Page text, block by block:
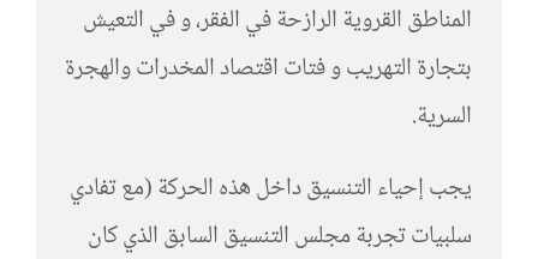
المناطق القروية الرازحة في الفقر، و في التعيش
بتجارة التهريب و فتات اقتصاد المخدرات والهجرة
السرية.
يجب إحياء التنسيق داخل هذه الحركة (مع تفادي
سلبيات تجربة مجلس التنسيق السابق الذي كان